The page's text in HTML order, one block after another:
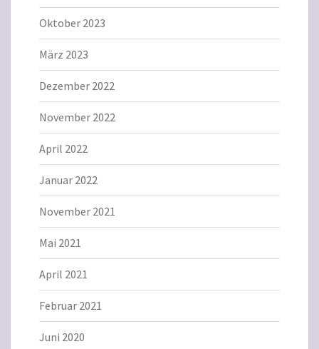
Oktober 2023
März 2023
Dezember 2022
November 2022
April 2022
Januar 2022
November 2021
Mai 2021
April 2021
Februar 2021
Juni 2020